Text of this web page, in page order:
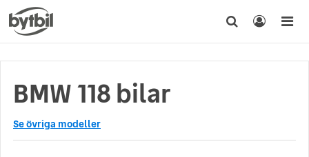
BMW 118 bilar
Se övriga modeller